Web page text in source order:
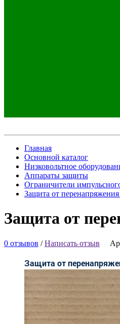
Главная
Основной каталог
Низковольтное
Аппараты защиты
Ограничители
Защита от
Защита от
0 отзывов /Написать отзыв